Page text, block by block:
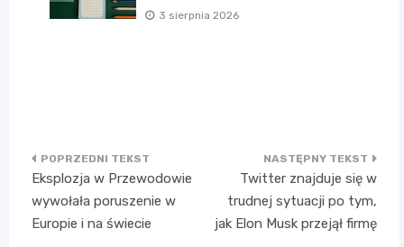
3 sierpnia 2026
Nawigacja
wpisu
Eksplozja w Przewodowie
wywołała poruszenie w
Europie i na świecie
Twitter znajduje się w
trudnej sytuacji po tym,
jak Elon Musk przejął firmę